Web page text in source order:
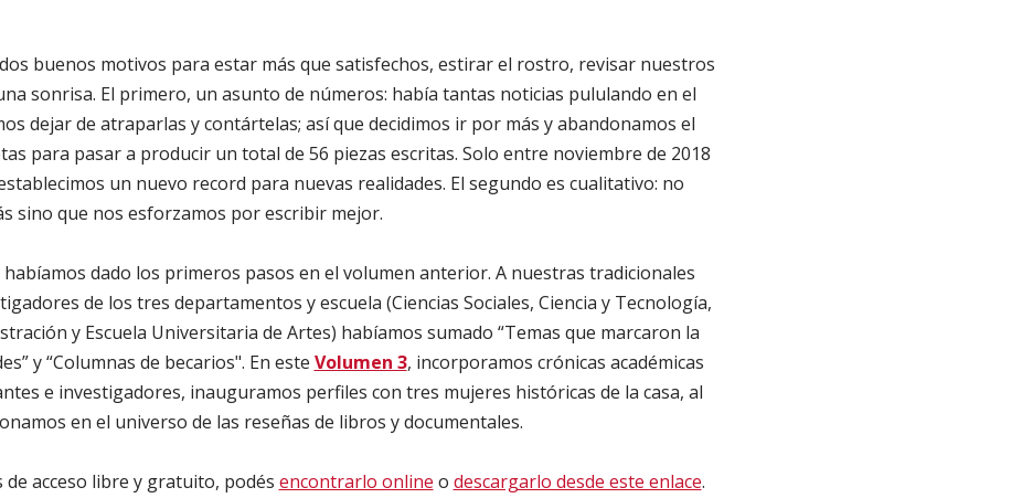
buenos motivos para estar más que satisfechos, estirar el rostro, revisar nuestros
sonrisa. El primero, un asunto de números: había tantas noticias pululando en el
dejar de atraparlas y contártelas; así que decidimos ir por más y abandonamos el
para pasar a producir un total de 56 piezas escritas. Solo entre noviembre de 2018
un nuevo record para nuevas realidades. El segundo es cualitativo: no
sino que nos esforzamos por escribir mejor.
habíamos dado los primeros pasos en el volumen anterior. A nuestras tradicionales
de los tres departamentos y escuela (Ciencias Sociales, Ciencia y Tecnología,
y Escuela Universitaria de Artes) habíamos sumado “Temas que marcaron la
y “Columnas de becarios". En este Volumen 3, incorporamos crónicas académicas
e investigadores, inauguramos perfiles con tres mujeres históricas de la casa, al
en el universo de las reseñas de libros y documentales.
de acceso libre y gratuito, podés encontrarlo online o descargarlo desde este enlace.